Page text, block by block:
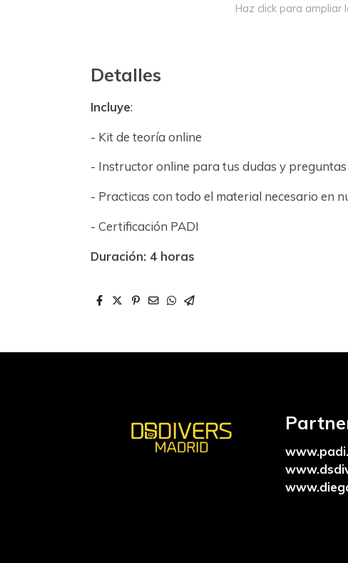
Haz click para ampliar
Detalles
Incluye:
- Kit de teoría online
- Instructor online para tus dudas y preguntas
- Practicas con todo el material necesario en
- Certificación PADI
Duración: 4 horas